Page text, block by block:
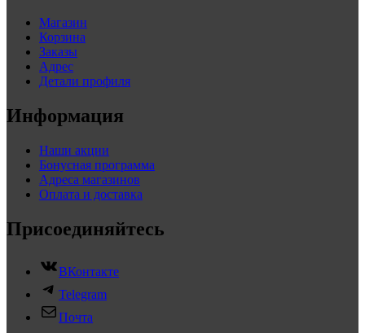
Магазин
Корзина
Заказы
Адрес
Детали профиля
Информация
Наши акции
Бонусная программа
Адреса магазинов
Оплата и доставка
Присоединяйтесь
ВКонтакте
Telegram
Почта